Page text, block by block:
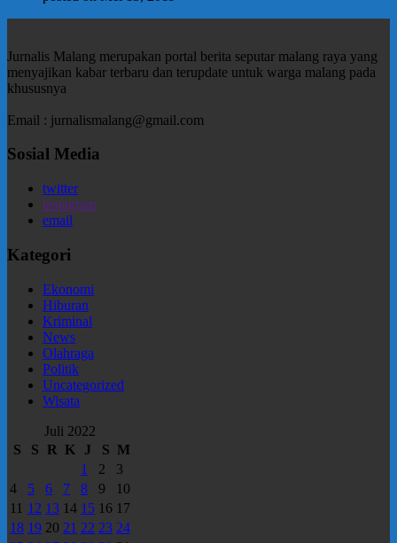
Jurnalis Malang merupakan portal berita seputar malang raya yang
menyajikan kabar terbaru dan terupdate untuk warga malang pada
khususnya
Email : jurnalismalang@gmail.com
Sosial Media
twitter
instagram
email
Kategori
Ekonomi
Hiburan
Kriminal
News
Olahraga
Politik
Uncategorized
Wisata
Juli 2022
S
S R K J S M
1
2
3
4
5 6 7 8 9
10
11 12 13 14 15 16 17
18 19 20 21 22 23 24